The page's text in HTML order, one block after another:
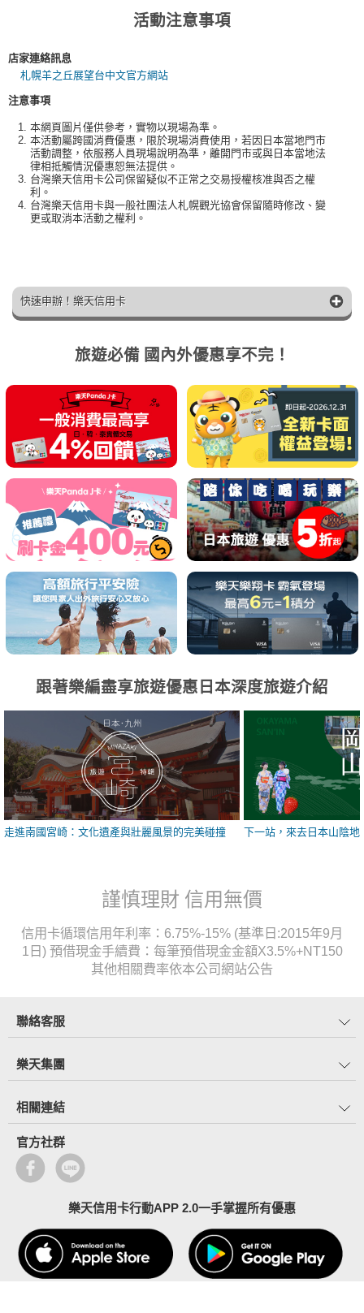
活動注意事項
店家連絡訊息
札幌羊之丘展望台中文官方網站
注意事項
本網頁圖片僅供參考，實物以現場為準。
本活動屬跨國消費優惠，限於現場消費使用，若因日本當地門市
活動調整，依服務人員現場說明為準，離開門市或與日本當地法
律相抵觸情況優惠恕無法提供。
台灣樂天信用卡公司保留疑似不正常之交易授權核准與否之權
利。
台灣樂天信用卡與一般社團法人札幌觀光協會保留隨時修改、變
更或取消本活動之權利。
快速申辦！樂天信用卡
旅遊必備 國內外優惠享不完！
跟著樂編盡享旅遊優惠日本深度旅遊介紹
走進南國宮崎：文化遺產與壯麗風景的完美碰撞 下一站，來去日本山陰地
謹慎理財 信用無價
信用卡循環信用年利率：6.75%-15% (基準日:2015年9月
1日) 預借現金手續費：每筆預借現金金額X3.5%+NT150
其他相關費率依本公司網站公告
聯絡客服
樂天集團
相關連結
官方社群
樂天信用卡行動APP 2.0一手掌握所有優惠